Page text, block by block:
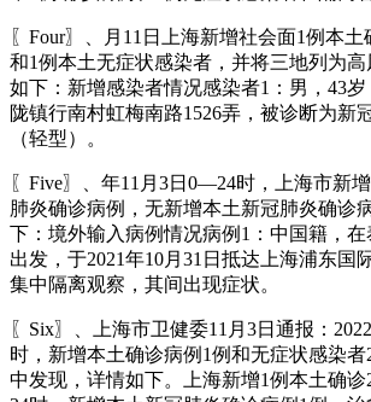
〖Four〗、月11日上海新增社会面1例本土
和1例本土无症状感染者，并将三地列为
如下：新增感染者情况感染者1：男，43
陇镇行南村虹梅南路1526弄，被诊断为新
（轻型）。
〖Five〗、年11月3日0—24时，上海市新
肺炎确诊病例，无新增本土新冠肺炎确诊
下：境外输入病例情况病例1：中国籍，
出发，于2021年10月31日抵达上海浦东国
集中隔离观察，其间出现症状。
〖Six〗、上海市卫健委11月3日通报：
时，新增本土确诊病例1例和无症状感染
中发现，详情如下。上海新增1例本土确